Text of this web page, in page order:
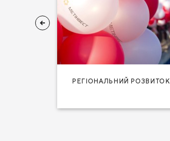
РЕГІОНАЛЬНИЙ РОЗВИТОК